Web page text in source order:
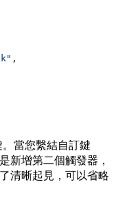
,
當您繫結自訂鍵
新增第二個觸發器，
清晰起見，可以省略